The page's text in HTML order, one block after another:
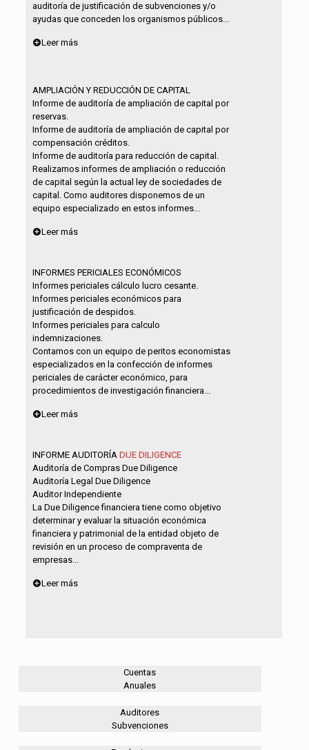
auditoría de justificación de subvenciones y/o
ayudas que conceden los organismos públicos...
Leer más
AMPLIACIÓN Y REDUCCIÓN DE CAPITAL
Informe de auditoría de ampliación de capital por
reservas.
Informe de auditoría de ampliación de capital por
compensación créditos.
Informe de auditoría para reducción de capital.
Realizamos informes de ampliación o reducción
de capital según la actual ley de sociedades de
capital. Como auditores disponemos de un
equipo especializado en estos informes...
Leer más
INFORMES PERICIALES ECONÓMICOS
Informes periciales cálculo lucro cesante.
Informes periciales económicos para
justificación de despidos.
Informes periciales para calculo
indemnizaciones.
Contamos con un equipo de peritos economistas
especializados en la confección de informes
periciales de carácter económico, para
procedimientos de investigación financiera...
Leer más
INFORME AUDITORÍA DUE DILIGENCE
Auditoría de Compras Due Diligence
Auditoría Legal Due Diligence
Auditor Independiente
La Due Diligence financiera tiene como objetivo
determinar y evaluar la situación económica
financiera y patrimonial de la entidad objeto de
revisión en un proceso de compraventa de
empresas...
Leer más
Cuentas
Anuales
Auditores
Subvenciones